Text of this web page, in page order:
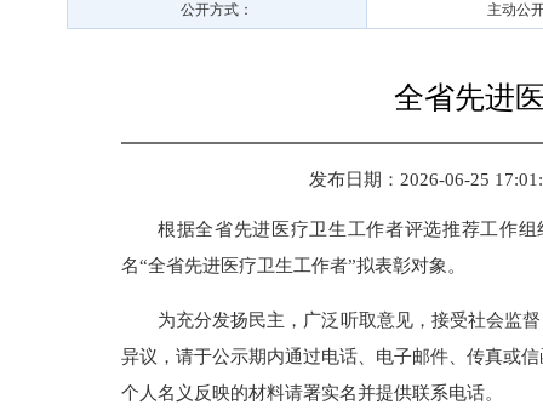
公开方式： 主动公
全省先进
发布日期： 2026-06-25
根据全省先进医疗卫生工作者评选推荐工作
名“全省先进医疗卫生工作者”拟表彰对象。
为充分发扬民主，广泛听取意见，接受社会监
异议，请于公示期内通过电话、电子邮件、传真或
个人名义反映的材料请署实名并提供联系电话。